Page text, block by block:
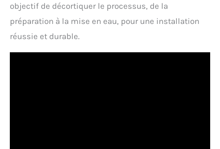
objectif de décortiquer le processus, de la
préparation à la mise en eau, pour une installation
réussie et durable.